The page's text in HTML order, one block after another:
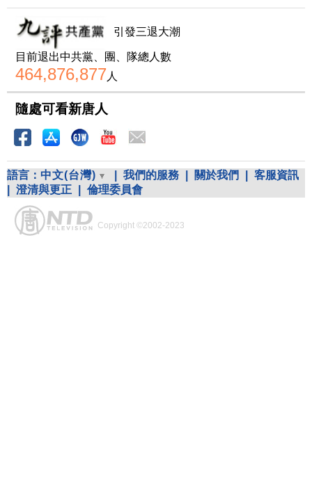
引發三退大潮
目前退出中共黨、團、隊總人數
464,876,877人
隨處可看新唐人
語言： 中文(台灣) 我們的服務 關於我們
客服資訊
澄清與更正 倫理委員會
Copyright ©2002-2023